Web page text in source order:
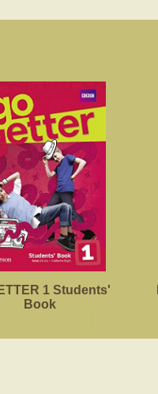
1 Students'
Book